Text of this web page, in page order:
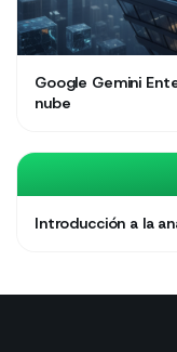
Google Gemini
nube
Introducción a la